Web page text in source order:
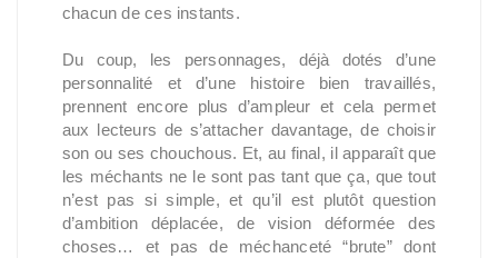
chacun de ces instants.
Du coup, les personnages, déjà dotés d’une
personnalité et d’une histoire bien travaillés,
prennent encore plus d’ampleur et cela permet
aux lecteurs de s’attacher davantage, de choisir
son ou ses chouchous. Et, au final, il apparaît que
les méchants ne le sont pas tant que ça, que tout
n’est pas si simple, et qu’il est plutôt question
d’ambition déplacée, de vision déformée des
choses… et pas de méchanceté “brute” dont